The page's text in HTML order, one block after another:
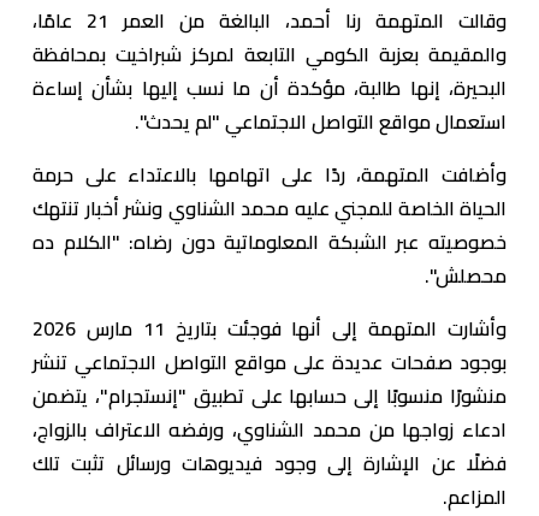
وقالت المتهمة رنا أحمد، البالغة من العمر 21 عامًا،
والمقيمة بعزبة الكومي التابعة لمركز شبراخيت بمحافظة
البحيرة، إنها طالبة، مؤكدة أن ما نسب إليها بشأن إساءة
استعمال مواقع التواصل الاجتماعي "لم يحدث".
وأضافت المتهمة، ردًا على اتهامها بالاعتداء على حرمة
الحياة الخاصة للمجني عليه محمد الشناوي ونشر أخبار تنتهك
خصوصيته عبر الشبكة المعلوماتية دون رضاه: "الكلام ده
محصلش".
وأشارت المتهمة إلى أنها فوجئت بتاريخ 11 مارس 2026
بوجود صفحات عديدة على مواقع التواصل الاجتماعي تنشر
منشورًا منسوبًا إلى حسابها على تطبيق "إنستجرام"، يتضمن
ادعاء زواجها من محمد الشناوي، ورفضه الاعتراف بالزواج،
فضلًا عن الإشارة إلى وجود فيديوهات ورسائل تثبت تلك
المزاعم.